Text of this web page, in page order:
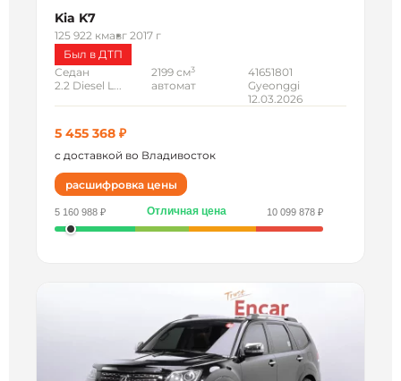
Kia K7
125 922 кмавг 2017 г
Был в ДТП
Седан
2.2 Diesel L...
2199 см3
автомат
41651801
Gyeonggi
12.03.2026
5 455 368 ₽
с доставкой во Владивосток
расшифровка цены
5 160 988 ₽ Отличная цена 10 099 878 ₽